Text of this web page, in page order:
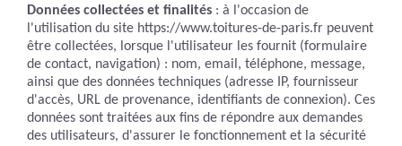
Données collectées et finalités : à l'occasion de
l'utilisation du site https://www.toitures-de-paris.fr peuvent
être collectées, lorsque l'utilisateur les fournit (formulaire
de contact, navigation) : nom, email, téléphone, message,
ainsi que des données techniques (adresse IP, fournisseur
d'accès, URL de provenance, identifiants de connexion). Ces
données sont traitées aux fins de répondre aux demandes
des utilisateurs, d'assurer le fonctionnement et la sécurité